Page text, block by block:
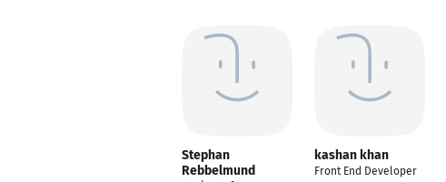
Stephan
Rebbelmund
kashan khan
Front End Developer